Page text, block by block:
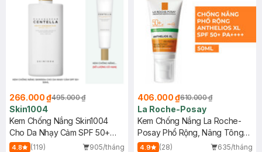
266.000 ₫495.000 ₫
Skin1004
Kem Chống Nắng Skin1004
Cho Da Nhạy Cảm SPF 50+
50ml
4.8 (119)
905/tháng
406.000 ₫610.000 ₫
La Roche-Posay
Kem Chống Nắng La Roche-
Posay Phổ Rộng, Nâng Tông
Kiềm Dầu 50ml
4.9 (28)
635/tháng